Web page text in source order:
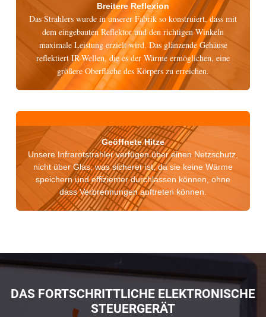
Breitere Reflexion
Das Strahlers wurde in unserer Fabrik so konstruiert, dass mit
dem eingebauten Reflektor und den richtigen Winkeln
maximale Leistung erzielt wird. Das glänzende Gehäuse
reflektiert IR-Wellen, die es der Wärme ermöglichen, eine
größere Oberfläche des Körpers zu erreichen.
Geöffnete Hitze
Unsere Infrarotstrahler verfügen über einen Netzschutz,
nicht über Glas, was sicherer ist, da sie keine Wärme
speichern und effizienter durchlassen können, ohne
dass Verbrennungen auftreten können.
DAS FORTSCHRITTLICHE ELEKTRONISCHE
STEUERGERÄT